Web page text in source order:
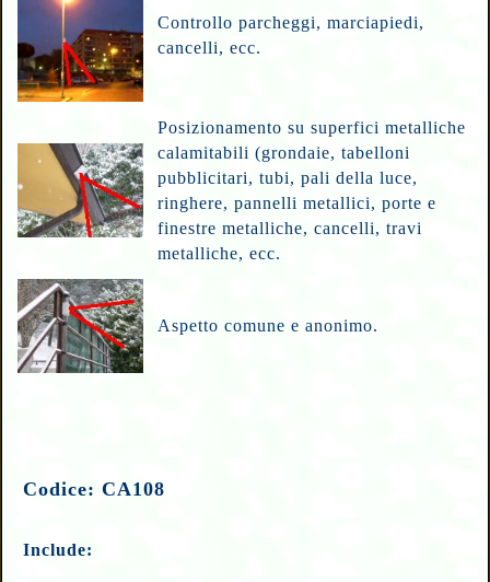
Controllo parcheggi, marciapiedi,
cancelli, ecc.
Posizionamento su superfici metalliche
calamitabili (grondaie, tabelloni
pubblicitari, tubi, pali della luce,
ringhere, pannelli metallici, porte e
finestre metalliche, cancelli, travi
metalliche, ecc.
Aspetto comune e anonimo.
Codice: CA108
Include: